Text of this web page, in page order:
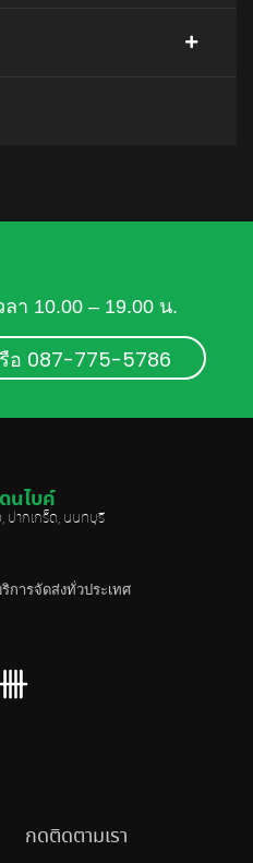
า 10.00 – 19.00 น.
อ 087-775-5786
นไบค์
ปากเกร็ด, นนทบุรี
ารจัดส่งทั่วประเทศ
กดติดตามเรา